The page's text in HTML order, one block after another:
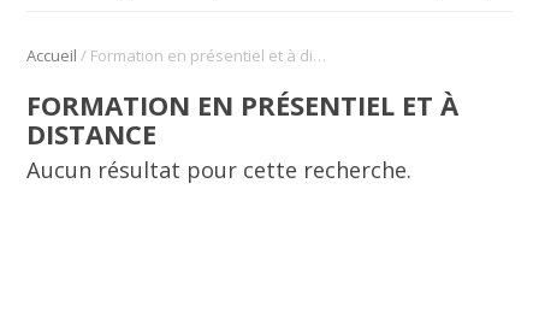
Accueil / Formation en présentiel et à distance
FORMATION EN PRÉSENTIEL ET À
DISTANCE
Aucun résultat pour cette recherche.